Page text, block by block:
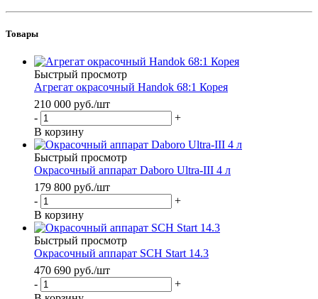
Товары
Быстрый просмотр
Агрегат окрасочный Handok 68:1 Корея
210 000 руб./шт
-
+
В корзину
Быстрый просмотр
Окрасочный аппарат Daboro Ultra-III 4 л
179 800 руб./шт
-
+
В корзину
Быстрый просмотр
Окрасочный аппарат SCH Start 14.3
470 690 руб./шт
-
+